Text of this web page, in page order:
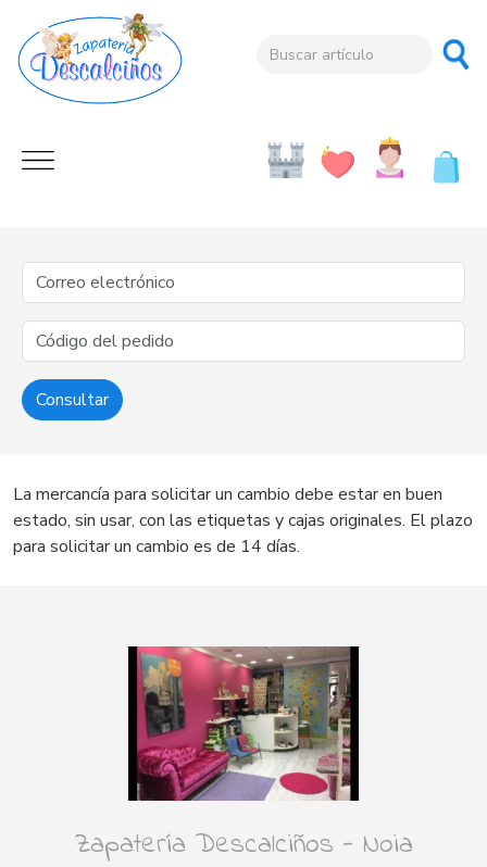
La mercancía para solicitar un cambio debe estar en buen
estado, sin usar, con las etiquetas y cajas originales. El plazo
para solicitar un cambio es de 14 días.
Zapatería Descalciños - Noia